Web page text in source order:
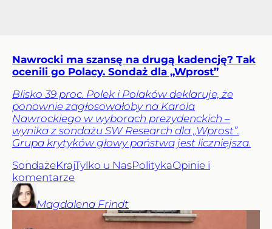
Nawrocki ma szansę na drugą kadencję? Tak
ocenili go Polacy. Sondaż dla „Wprost”
Blisko 39 proc. Polek i Polaków deklaruje, że
ponownie zagłosowałoby na Karola
Nawrockiego w wyborach prezydenckich –
wynika z sondażu SW Research dla „Wprost”.
Grupa krytyków głowy państwa jest liczniejsza.
SondażeKrajTylko u NasPolitykaOpinie i
komentarze
Magdalena Frindt